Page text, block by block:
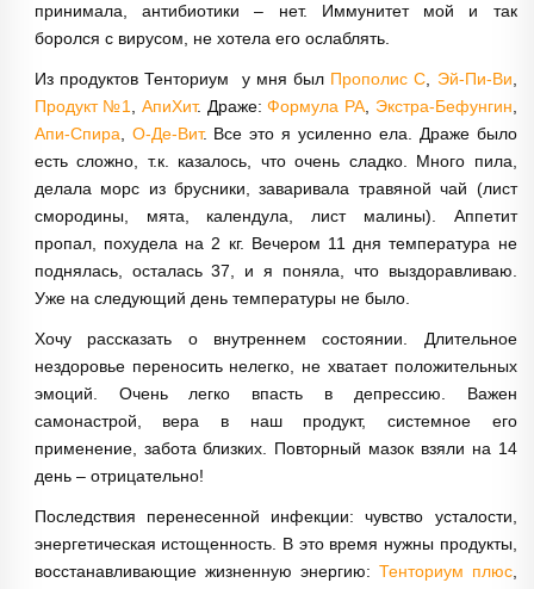
принимала, антибиотики – нет. Иммунитет мой и так
боролся с вирусом, не хотела его ослаблять.
Из продуктов Тенториум у мня был Прополис С Эй-Пи-Ви
Продукт №1
АпиХит. Драже:Формула РА, Экстра-Бефунгин
Апи-Спира
О-Де-Вит. Все это я усиленно ела. Драже было
есть сложно, т.к. казалось, что очень сладко. Много пила,
делала морс из брусники, заваривала травяной чай (лист
смородины, мята, календула, лист малины). Аппетит
пропал, похудела на 2 кг. Вечером 11 дня температура не
поднялась, осталась 37, и я поняла, что выздоравливаю.
Уже на следующий день температуры не было.
Хочу рассказать о внутреннем состоянии. Длительное
нездоровье переносить нелегко, не хватает положительных
эмоций. Очень легко впасть в депрессию. Важен
самонастрой, вера в наш продукт, системное его
применение, забота близких. Повторный мазок взяли на 14
день – отрицательно!
Последствия перенесенной инфекции: чувство усталости,
энергетическая истощенность. В это время нужны продукты,
восстанавливающие жизненную энергию: Тенториум плюс,